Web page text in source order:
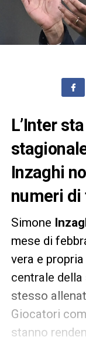
L’Inter
Inzaghi
numeri di
Simone
mese di
vera e
centrale
stesso
Giocatori
stanno